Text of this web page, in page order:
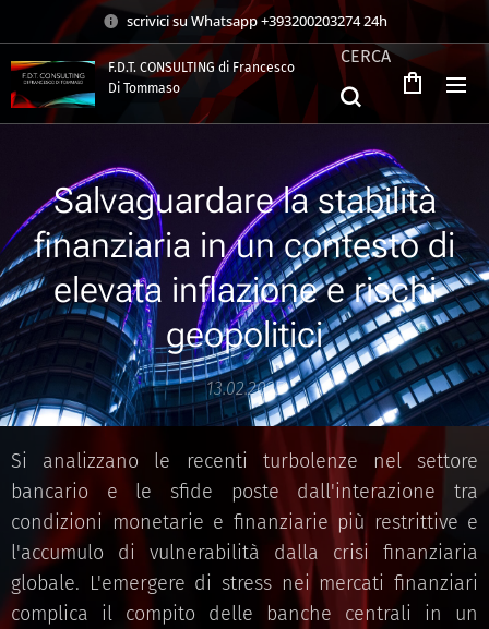
scrivici su Whatsapp +393200203274 24h
F.D.T. CONSULTING di Francesco
Di Tommaso
CERCA
Salvaguardare la stabilità
finanziaria in un contesto di
elevata inflazione e rischi
geopolitici
13.02.2025
Si analizzano le recenti turbolenze nel settore
bancario e le sfide poste dall'interazione tra
condizioni monetarie e finanziarie più restrittive e
l'accumulo di vulnerabilità dalla crisi finanziaria
globale. L'emergere di stress nei mercati finanziari
complica il compito delle banche centrali in un